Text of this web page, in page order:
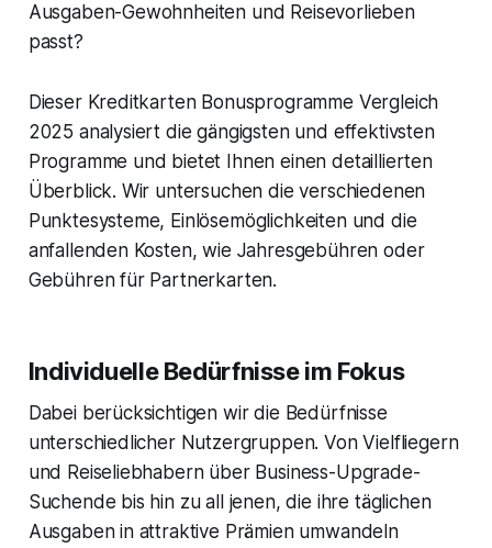
Ausgaben-Gewohnheiten und Reisevorlieben
passt?
Dieser Kreditkarten Bonusprogramme Vergleich
2025 analysiert die gängigsten und effektivsten
Programme und bietet Ihnen einen detaillierten
Überblick. Wir untersuchen die verschiedenen
Punktesysteme, Einlösemöglichkeiten und die
anfallenden Kosten, wie Jahresgebühren oder
Gebühren für Partnerkarten.
Individuelle Bedürfnisse im Fokus
Dabei berücksichtigen wir die Bedürfnisse
unterschiedlicher Nutzergruppen. Von Vielfliegern
und Reiseliebhabern über Business-Upgrade-
Suchende bis hin zu all jenen, die ihre täglichen
Ausgaben in attraktive Prämien umwandeln